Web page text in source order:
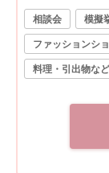
相談会
模擬
ファッションシ
料理・引出物な